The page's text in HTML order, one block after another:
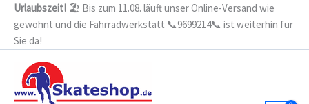
Zum
Inhalt
springen
Urlaubszeit! 🏖️ Bis zum 11.08. läuft unser Online-Versand wie
gewohnt und die Fahrradwerkstatt 📞9699214📞 ist weiterhin für
Sie da!